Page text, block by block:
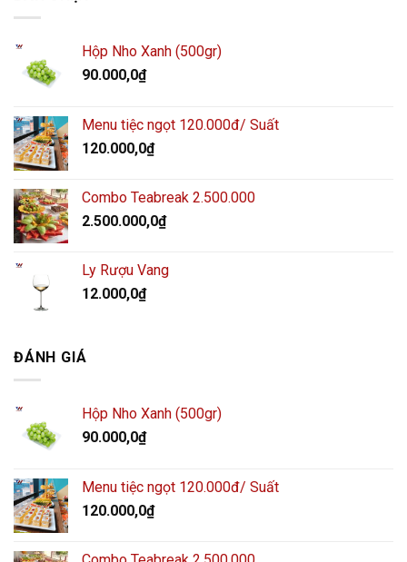
Hộp Nho Xanh (500gr)
90.000,0₫
Menu tiệc ngọt 120.000đ/ Suất
120.000,0₫
Combo Teabreak 2.500.000
2.500.000,0₫
Ly Rượu Vang
12.000,0₫
ĐÁNH GIÁ
Hộp Nho Xanh (500gr)
90.000,0₫
Menu tiệc ngọt 120.000đ/ Suất
120.000,0₫